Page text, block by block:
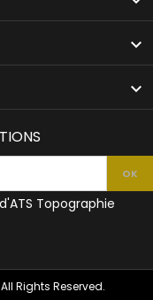


Topographie
Rights Reserved.